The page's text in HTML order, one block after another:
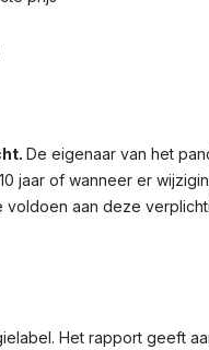
. De eigenaar van het
jaar of wanneer er
aan deze
Het rapport geeft